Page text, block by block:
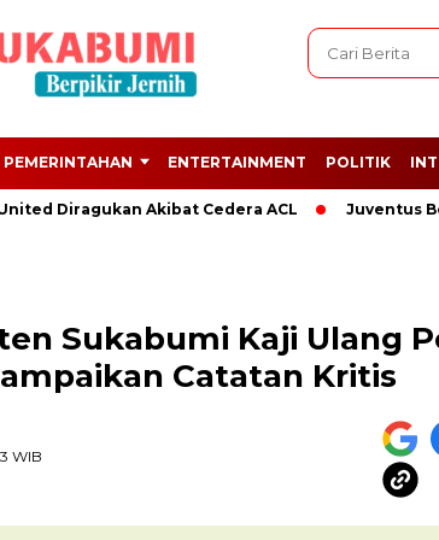
PEMERINTAHAN ENTERTAINMENT POLITIK
Akibat Cedera ACL Juventus
Sukabumi Kaji Ulang
Catatan Kritis
WIB